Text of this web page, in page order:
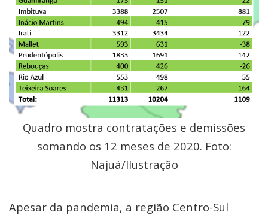
Quadro mostra contratações e demissões
somando os 12 meses de 2020. Foto:
Najuá/Ilustração
Apesar da pandemia, a região Centro-Sul